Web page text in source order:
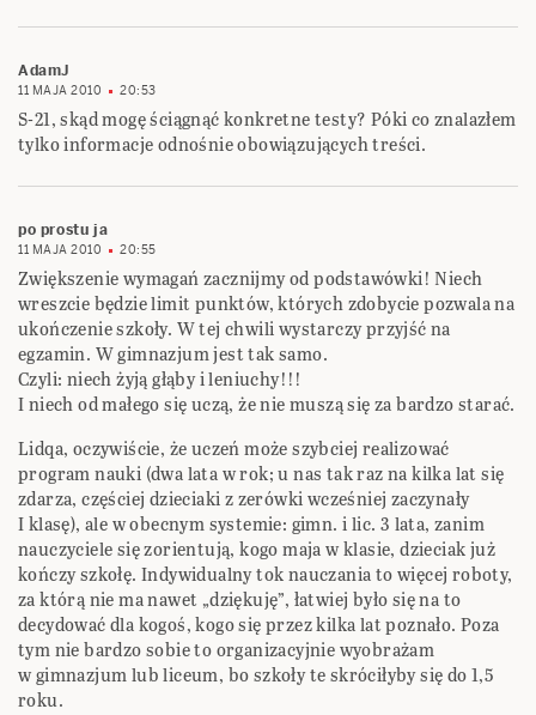
AdamJ
11 MAJA 2010 20:53
S-21, skąd mogę ściągnąć konkretne testy? Póki co znalazłem
tylko informacje odnośnie obowiązujących treści.
po prostu ja
11 MAJA 2010 20:55
Zwiększenie wymagań zacznijmy od podstawówki! Niech
wreszcie będzie limit punktów, których zdobycie pozwala na
ukończenie szkoły. W tej chwili wystarczy przyjść na
egzamin. W gimnazjum jest tak samo.
Czyli: niech żyją głąby i leniuchy!!!
I niech od małego się uczą, że nie muszą się za bardzo starać.
Lidqa, oczywiście, że uczeń może szybciej realizować
program nauki (dwa lata w rok; u nas tak raz na kilka lat się
zdarza, częściej dzieciaki z zerówki wcześniej zaczynały
I klasę), ale w obecnym systemie: gimn. i lic. 3 lata, zanim
nauczyciele się zorientują, kogo maja w klasie, dzieciak już
kończy szkołę. Indywidualny tok nauczania to więcej roboty,
za którą nie ma nawet „dziękuję”, łatwiej było się na to
decydować dla kogoś, kogo się przez kilka lat poznało. Poza
tym nie bardzo sobie to organizacyjnie wyobrażam
w gimnazjum lub liceum, bo szkoły te skróciłyby się do 1,5
roku.